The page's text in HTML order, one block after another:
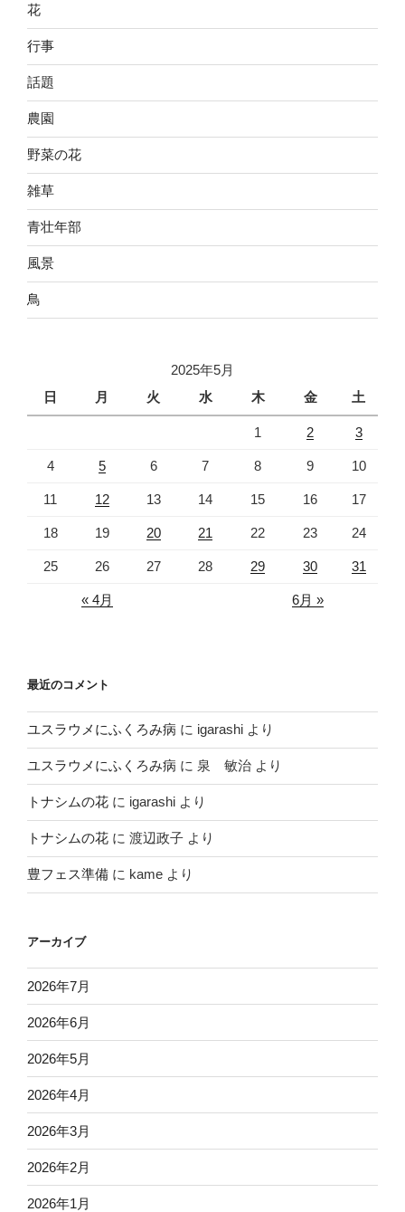
花
行事
話題
農園
野菜の花
雑草
青壮年部
風景
鳥
2025年5月
日
月 火 水 木 金 土
1 2 3
4 5 6 7 8 9 10
11 12 13 14 15 16 17
18 19 20 21 22 23 24
25 26 27 28 29 30 31
« 4月 6月 »
最近のコメント
ユスラウメにふくろみ病 に igarashi より
ユスラウメにふくろみ病 に 泉 敏治 より
トナシムの花 に igarashi より
トナシムの花 に 渡辺政子 より
豊フェス準備 に kame より
アーカイブ
2026年7月
2026年6月
2026年5月
2026年4月
2026年3月
2026年2月
2026年1月